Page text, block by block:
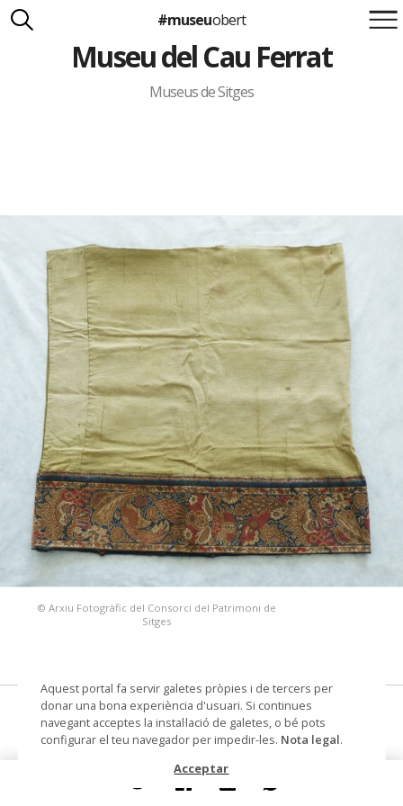
Suma't a la iniciativa
Carlota Royo
Francesca Barcellona
#museuobert
Museu del Cau Ferrat
Museus de Sitges
© Arxiu Fotogràfic del Consorci del Patrimoni de
Sitges
peça de roba indeterminada, fragment
Datació Segle XX
Aquest portal fa servir galetes pròpies i de tercers per
donar una bona experiència d'usuari. Si continues
navegant acceptes la instal·lació de galetes, o bé pots
configurar el teu navegador per impedir-les. Nota legal.
Acceptar